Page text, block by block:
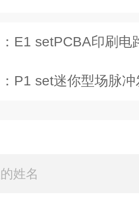
E1 setPCBA印刷电
P1 set迷你型场脉